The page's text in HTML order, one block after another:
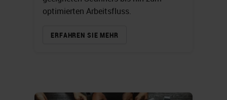
optimierten Arbeitsfluss.
ERFAHREN SIE MEHR